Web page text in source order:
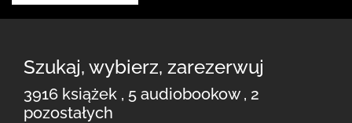
Szukaj, wybierz, zarezerwuj
3916 książek , 5 audiobookow , 2
pozostałych